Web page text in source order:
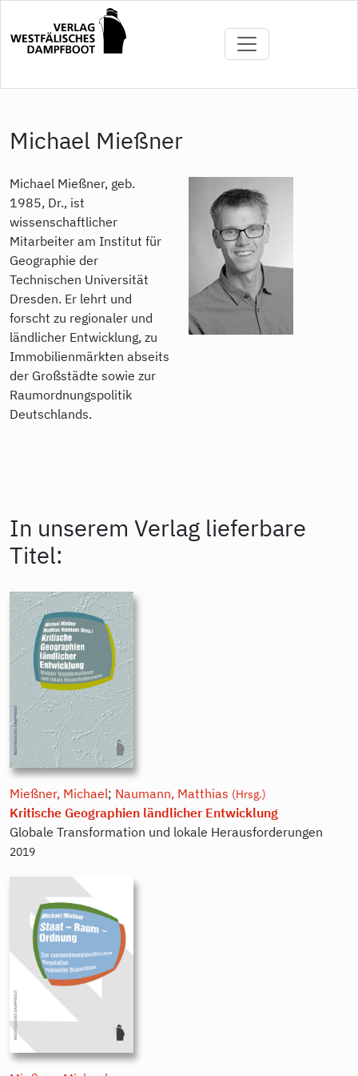
Inhalt
Michael Mießner
Michael Mießner, geb.
1985, Dr., ist
wissenschaftlicher
Mitarbeiter am Institut für
Geographie der
Technischen Universität
Dresden. Er lehrt und
forscht zu regionaler und
ländlicher Entwicklung, zu
Immobilienmärkten abseits
der Großstädte sowie zur
Raumordnungspolitik
Deutschlands.
In unserem Verlag lieferbare
Titel:
Mießner, Michael; Naumann, Matthias (Hrsg.)
Kritische Geographien ländlicher Entwicklung
Globale Transformation und lokale Herausforderungen
2019